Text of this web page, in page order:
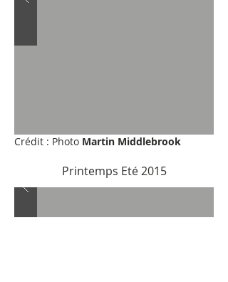
Crédit : Photo Martin Middlebrook
Printemps Eté 2015